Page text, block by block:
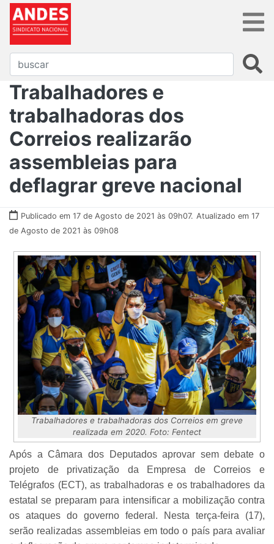
Trabalhadores e
trabalhadoras dos
Correios realizarão
assembleias para
deflagrar greve nacional
Publicado em 17 de Agosto de 2021 às 09h07. Atualizado em 17
de Agosto de 2021 às 09h08
Trabalhadores e trabalhadoras dos Correios em greve
realizada em 2020. Foto: Fentect
Após a Câmara dos Deputados aprovar sem debate o
projeto de privatização da Empresa de Correios e
Telégrafos (ECT), as trabalhadoras e os trabalhadores da
estatal se preparam para intensificar a mobilização contra
os ataques do governo federal. Nesta terça-feira (17),
serão realizadas assembleias em todo o país para avaliar